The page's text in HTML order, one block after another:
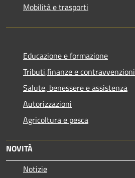
Mobilità e trasporti
Educazione e formazione
Tributi,finanze e contravvenzioni
Salute, benessere e assistenza
Autorizzazioni
Agricoltura e pesca
NOVITÀ
Notizie